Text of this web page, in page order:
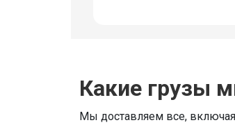
Какие грузы
Мы доставляем все,